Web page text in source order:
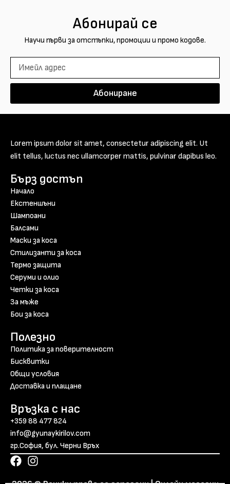
Абонирай се
Научи първи за отстъпки, промоции и промо кодове.
Абониране
Lorem ipsum dolor sit amet, consectetur adipiscing elit. Ut
elit tellus, luctus nec ullamcorper mattis, pulvinar dapibus leo.
Бърз достъп
Начало
Екстеншъни
Шампоани
Балсами
Маски за коса
Стилизанти за коса
Термо защита
Серуми и олио
Четки за коса
За мъже
Бои за коса
Полезно
Политика за поверителност
Бисквитки
Общи условия
Доставка и плащане
Връзка с нас
+359 88 477 824
info@gyunaykirilov.com
гр.София, бул. Черни Връх